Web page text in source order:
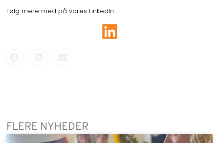
Følg mere med på vores LinkedIn
FLERE NYHEDER